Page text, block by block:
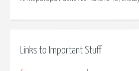
Links to Important Stuff